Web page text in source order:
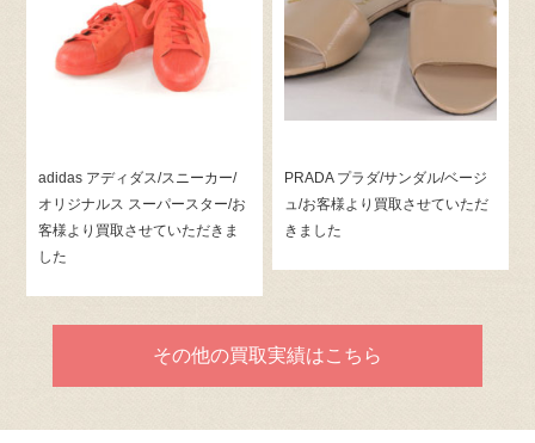
adidas アディダス/スニーカー/
オリジナルス スーパースター/お
客様より買取させていただきま
した
PRADA プラダ/サンダル/ベージ
ュ/お客様より買取させていただ
きました
その他の買取実績はこちら